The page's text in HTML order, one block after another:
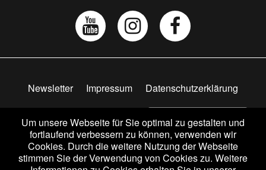
Newsletter Impressum Datenschutzerklärung
AGB Widerrufsbelehrung Vertrag widerrufen
Um unsere Webseite für Sie optimal zu gestalten und
fortlaufend verbessern zu können, verwenden wir
Cookies. Durch die weitere Nutzung der Webseite
stimmen Sie der Verwendung von Cookies zu. Weitere